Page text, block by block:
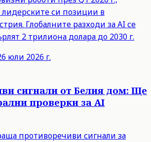
си позиции в
Глобалните разходи за AI се
2 трилиона долара до 2030 г.
юли 2026 г.
сигнали от Белия дом: Ще
проверки за AI
противоречиви сигнали за